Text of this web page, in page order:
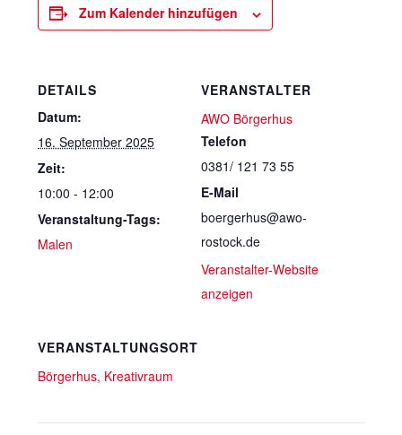
Zum Kalender hinzufügen
DETAILS
Datum:
16. September 2025
Zeit:
10:00 - 12:00
Veranstaltung-Tags:
Malen
VERANSTALTER
AWO Börgerhus
Telefon
0381/ 121 73 55
E-Mail
boergerhus@awo-
rostock.de
Veranstalter-Website
anzeigen
VERANSTALTUNGSORT
Börgerhus, Kreativraum